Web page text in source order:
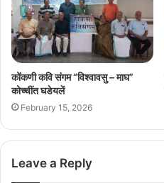
कोंकणी कवि संगम “विश्वावसु – माघ”
कोच्चींत घडेयलें
February 15, 2026
Leave a Reply